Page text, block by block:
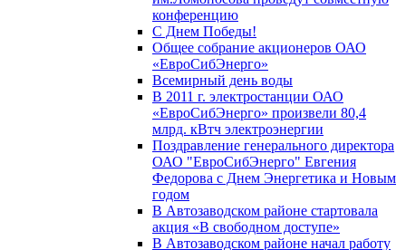
конференцию
С Днем Победы!
Общее собрание акционеров ОАО
«ЕвроСибЭнерго»
Всемирный день воды
В 2011 г. электростанции ОАО
«ЕвроСибЭнерго» произвели 80,4
млрд. кВтч электроэнергии
Поздравление генерального директора
ОАО "ЕвроСибЭнерго" Евгения
Федорова с Днем Энергетика и Новым
годом
В Автозаводском районе стартовала
акция «В свободном доступе»
В Автозаводском районе начал работу